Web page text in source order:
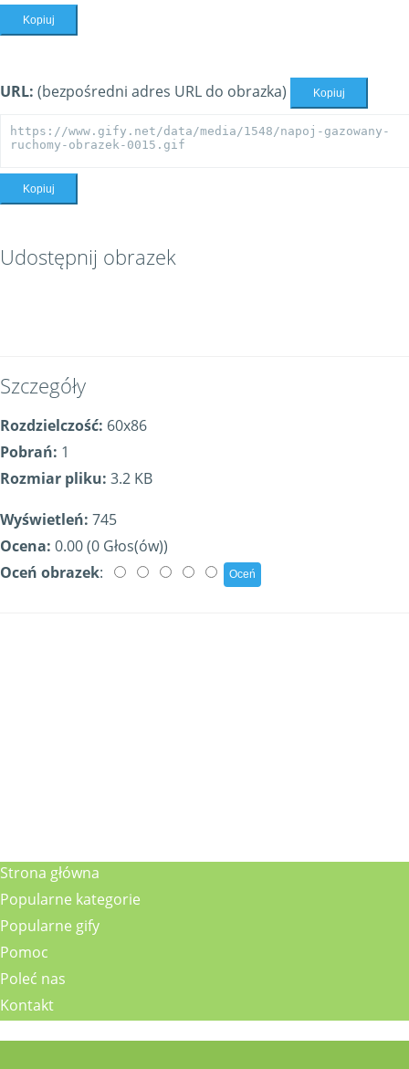
Kopiuj
URL: (bezpośredni adres URL do obrazka) Kopiuj
Kopiuj
Udostępnij obrazek
Szczegóły
Rozdzielczość: 60x86
Pobrań: 1
Rozmiar pliku: 3.2 KB
Wyświetleń: 745
Ocena: 0.00 (0 Głos(ów))
Oceń obrazek:
Strona główna
Popularne kategorie
Popularne gify
Pomoc
Poleć nas
Kontakt